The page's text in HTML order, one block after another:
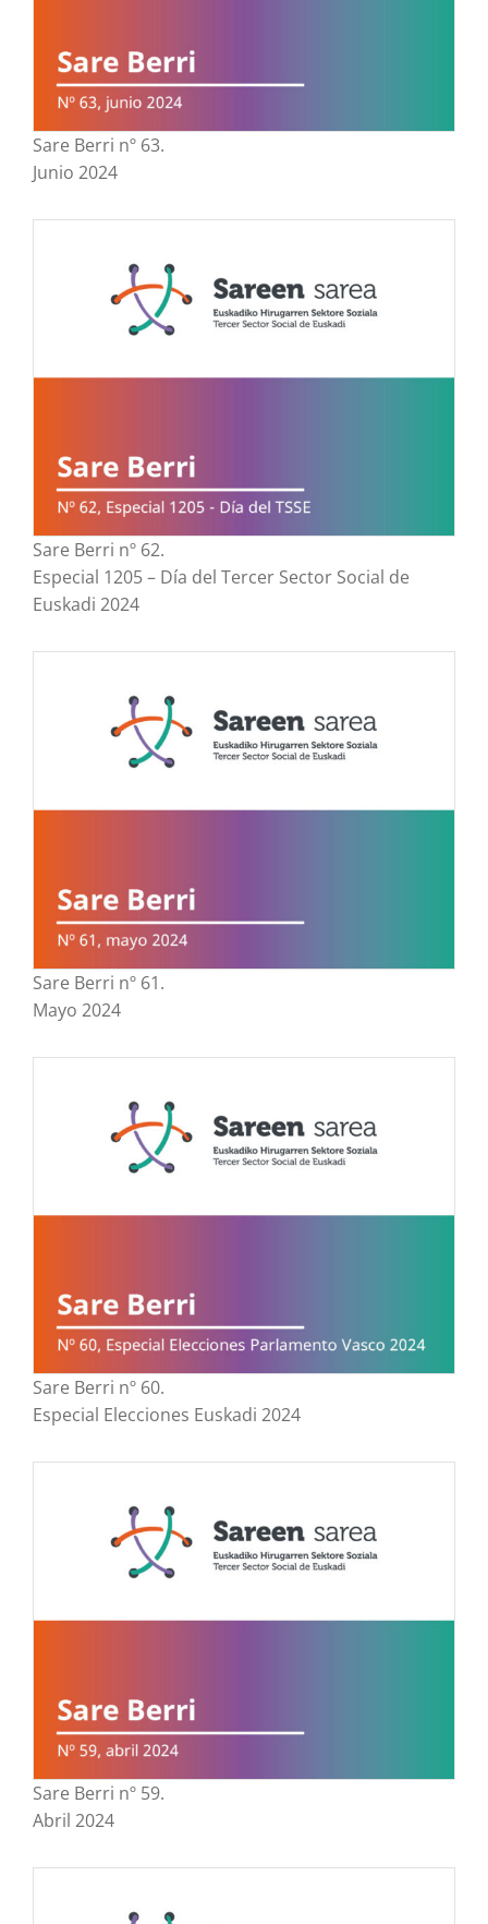
Sare Berri nº 63.
Junio 2024
Sare Berri nº 62.
Especial 1205 – Día del Tercer Sector Social de
Euskadi 2024
Sare Berri nº 61.
Mayo 2024
Sare Berri nº 60.
Especial Elecciones Euskadi 2024
Sare Berri nº 59.
Abril 2024